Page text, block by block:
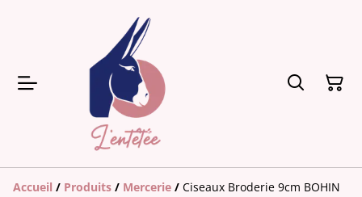
Accueil / Produits / Mercerie / Ciseaux Broderie 9cm BOHIN